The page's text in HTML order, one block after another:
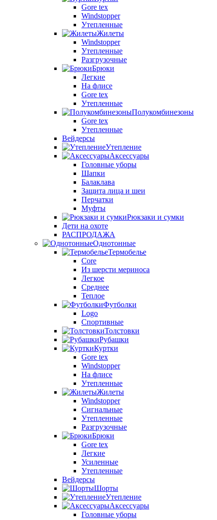
Gore tex
Windstopper
Утепленные
Жилеты
Windstopper
Утепленные
Разгрузочные
Брюки
Легкие
На флисе
Gore tex
Утепленные
Полукомбинезоны
Gore tex
Утепленные
Вейдерсы
Утепление
Аксессуары
Головные уборы
Шапки
Балаклава
Защита лица и шеи
Перчатки
Муфты
Рюкзаки и сумки
Дети на охоте
РАСПРОДАЖА
Однотонные
Термобелье
Core
Из шерсти мериноса
Легкое
Среднее
Теплое
Футболки
Logo
Спортивные
Толстовки
Рубашки
Куртки
Gore tex
Windstopper
На флисе
Утепленные
Жилеты
Windstopper
Сигнальные
Утепленные
Разгрузочные
Брюки
Gore tex
Легкие
Усиленные
Утепленные
Вейдерсы
Шорты
Утепление
Аксессуары
Головные уборы